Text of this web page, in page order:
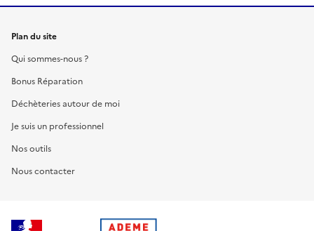
Plan du site
Qui sommes-nous ?
Bonus Réparation
Déchèteries autour de moi
Je suis un professionnel
Nos outils
Nous contacter